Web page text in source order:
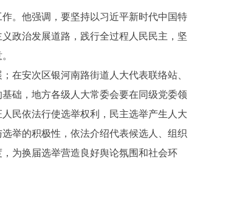
。他强调，要坚持以习近平新时代中国特
政治发展道路，践行全过程人民民主，坚
安次区银河南路街道人大代表联络站、
础，地方各级人大常委会要在同级党委领
民依法行使选举权利，民主选举产生人大
举的积极性，依法介绍代表候选人、组织
为换届选举营造良好舆论氛围和社会环